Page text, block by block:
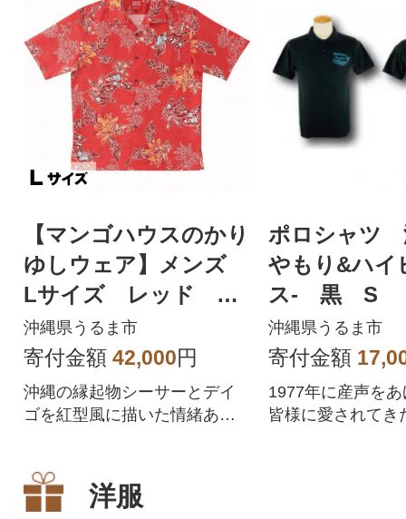
【マンゴハウスのかり
ゆしウェア】メンズ
Lサイズ レッド 寿
ゆいまーるシーサー
251170
沖縄県うるま市
寄付金額 42,000円
沖縄の縁起物シーサーとデイ
ゴを紅型風に描いた情緒ある
ポロシャツ
やもり&ハイ
ス- 黒 S
沖縄県うるま市
寄付金額
1977年に産声を
皆様に愛されてき
洋服